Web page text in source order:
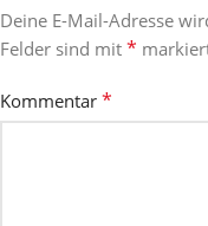
Deine E-Mail-Adresse
Felder sind mit *
Kommentar *